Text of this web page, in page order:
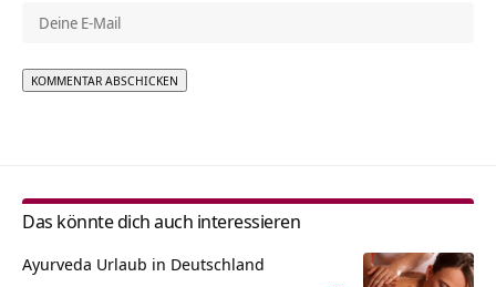
Das könnte dich auch interessieren
Ayurveda Urlaub in Deutschland